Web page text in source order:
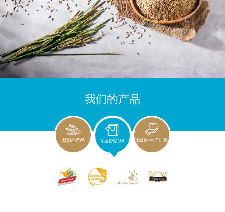
我们的产品
我们的产品 我们的品牌 我们的生产过程